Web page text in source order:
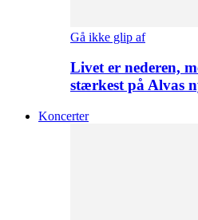
Gå ikke glip af
Livet er nederen,
stærkest på Alvas
Koncerter